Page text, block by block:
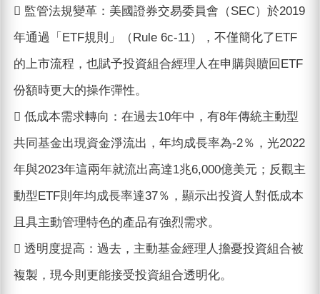
 監管法規變革：美國證券交易委員會（SEC）於2019
年通過「ETF規則」（Rule 6c-11），不僅簡化了ETF
的上市流程，也賦予投資組合經理人在申購與贖回ETF
份額時更大的操作彈性。
 低成本需求轉向：在過去10年中，有8年傳統主動型
共同基金出現資金淨流出，年均成長率為-2％，光2022
年與2023年這兩年就流出高達1兆6,000億美元；反觀主
動型ETF則年均成長率達37％，顯示出投資人對低成本
且具主動管理特色的產品有強烈需求。
 透明度提高：過去，主動基金經理人擔憂投資組合被
複製，現今則更能接受投資組合透明化。